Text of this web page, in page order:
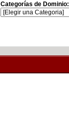
Categorías de Dominio: